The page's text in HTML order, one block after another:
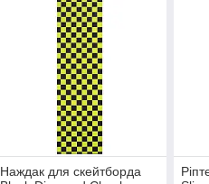
Наждак для скейтборда